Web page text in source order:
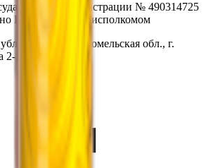
регистрации № 490314725
Гомельским облисполкомом
Беларусь, Гомельская обл., г.
2-А